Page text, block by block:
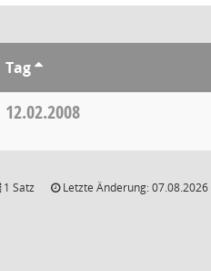
Tag
12.02.2008
1 Satz Letzte Änderung: 07.08.2026